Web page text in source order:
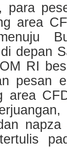
area
depan
RI
pesan
area